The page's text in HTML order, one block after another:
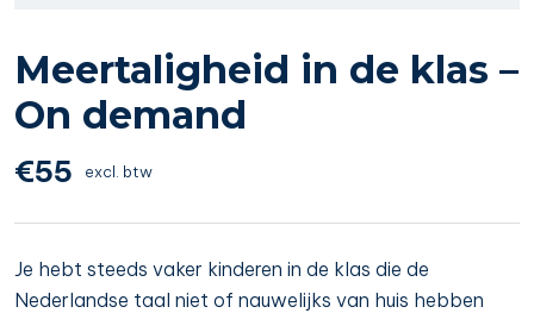
Meertaligheid in de klas –
On demand
€55 excl. btw
Je hebt steeds vaker kinderen in de klas die de
Nederlandse taal niet of nauwelijks van huis hebben